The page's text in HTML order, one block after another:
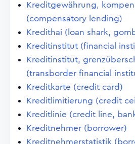
Kreditgewährung,
(compensatory lending)
Kredithai (loan shark,
Kreditinstitut (financial
Kreditinstitut,
(transborder financial
Kreditkarte (credit card)
Kreditlimitierung (credit
Kreditlinie (credit line,
Kreditnehmer (borrower)
Kreditnehmerstatistik